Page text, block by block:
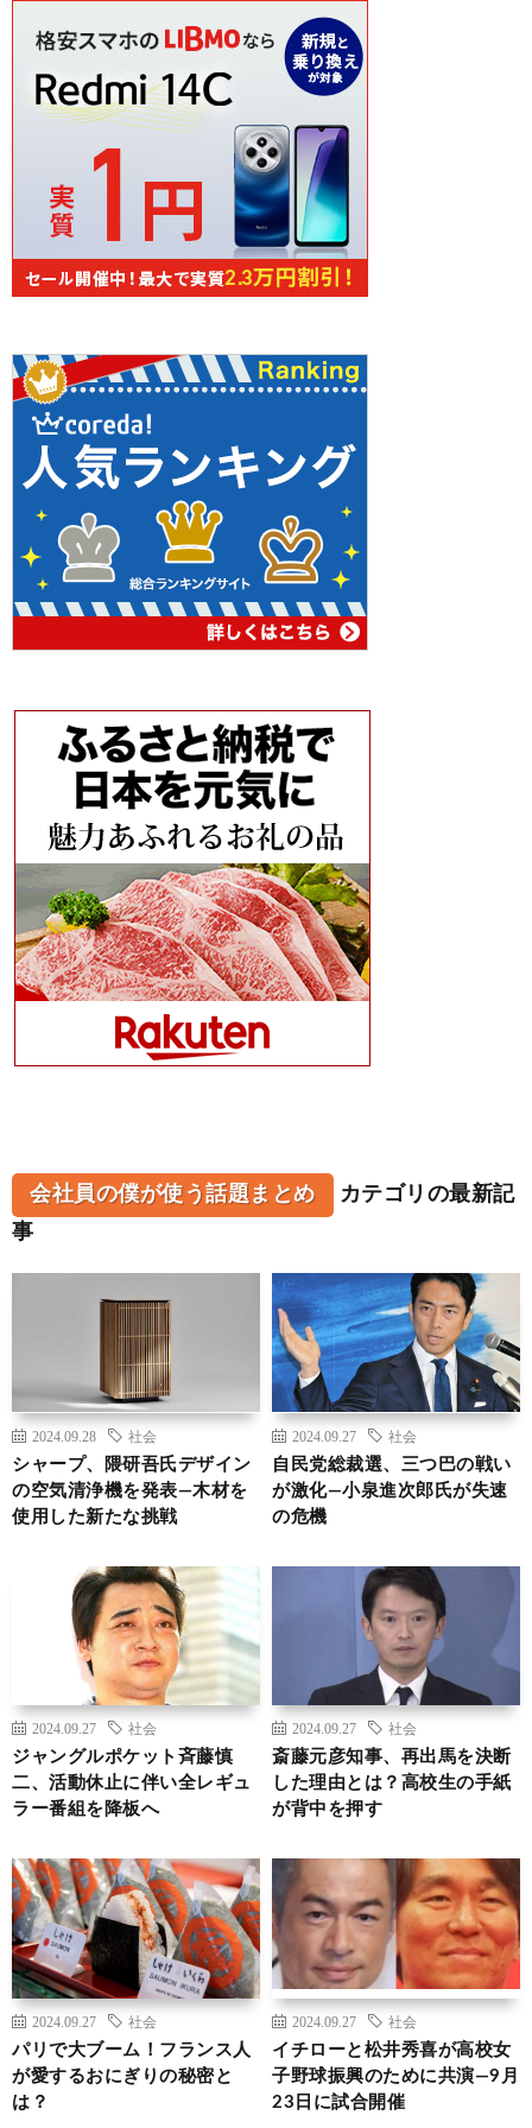
会社員の僕が使う話題まとめ
カテゴリの最新記
事
2024.09.28 社会
シャープ、隈研吾氏デザイン
の空気清浄機を発表—木材を
使用した新たな挑戦
2024.09.27 社会
自民党総裁選、三つ巴の戦い
が激化—小泉進次郎氏が失速
の危機
2024.09.27 社会
ジャングルポケット斉藤慎
二、活動休止に伴い全レギュ
ラー番組を降板へ
2024.09.27 社会
斎藤元彦知事、再出馬を決断
した理由とは？高校生の手紙
が背中を押す
2024.09.27 社会
パリで大ブーム！フランス人
が愛するおにぎりの秘密と
は？
2024.09.27 社会
イチローと松井秀喜が高校女
子野球振興のために共演―9月
23日に試合開催